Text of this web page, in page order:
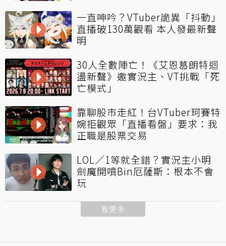
一直呻吟？VTuber詭異「抖動」
直播破130萬觀看 本人發最新聲
明
30人全數陣亡！《艾恩葛朗特迴
盪新聲》邀實況主、VT挑戰「死
亡模式」
靠聊股市走紅！台VTuber珂賽特
婉拒觀眾「直播看盤」要求：我
正職是股票交易
LOL／1等就全錯？實況主小明
劍魔開噴Bin厄薩斯：根本不會
玩
看更多